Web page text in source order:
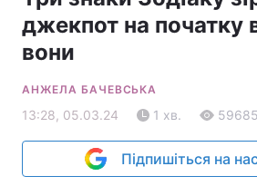
джекпот на початку
вони
АНЖЕЛА БАЧЕВСЬКА
13:28, 05.03.24 1 хв. 59685
Підпишіться на